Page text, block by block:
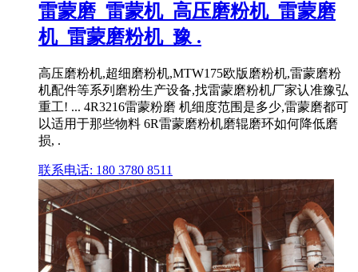
雷蒙磨_雷蒙机_高压磨粉机_雷蒙磨
机_雷蒙磨粉机_豫 .
高压磨粉机,超细磨粉机,MTW175欧版磨粉机,雷蒙磨粉
机配件等系列磨粉生产设备,找雷蒙磨粉机厂家认准豫弘
重工! ... 4R3216雷蒙粉磨 机细度范围是多少,雷蒙磨都可
以适用于那些物料 6R雷蒙磨粉机磨辊磨环如何降低磨
损, .
联系电话: 180 3780 8511